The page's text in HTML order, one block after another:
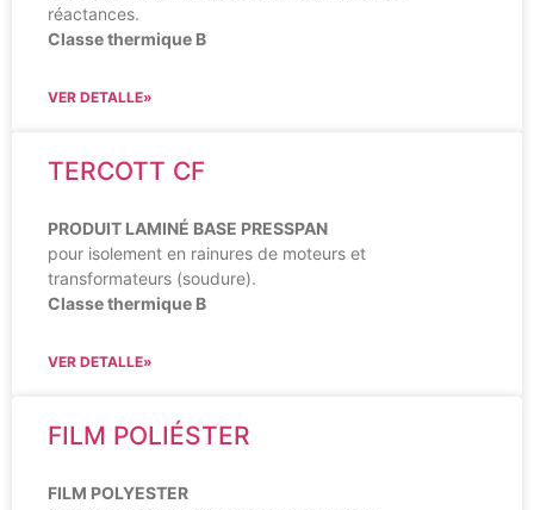
réactances.
Classe thermique B
VER DETALLE»
TERCOTT CF
PRODUIT LAMINÉ BASE PRESSPAN
pour isolement en rainures de moteurs et
transformateurs (soudure).
Classe thermique B
VER DETALLE»
FILM POLIÉSTER
FILM POLYESTER